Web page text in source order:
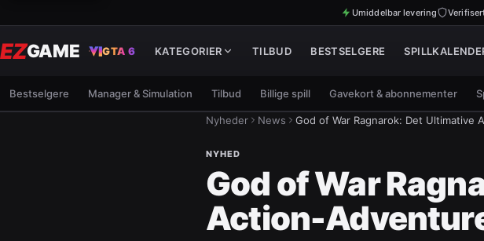
Umiddelbar levering
EZGAME GTA 6 KATEGORIER TILBUD BESTSELGERE
Bestselgere Manager & Simulation Tilbud Billige spill Gavekort & abonnementer
Nyheder News God of War Ragnarok: Det Ultimative
NYHED
God of War
Action-